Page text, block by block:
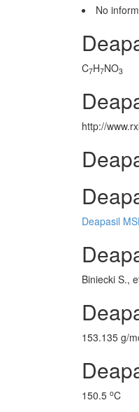
No
C7H7NO3
http://
Deapasil
Biniecki S.,
153.135 g/
150.5 oC